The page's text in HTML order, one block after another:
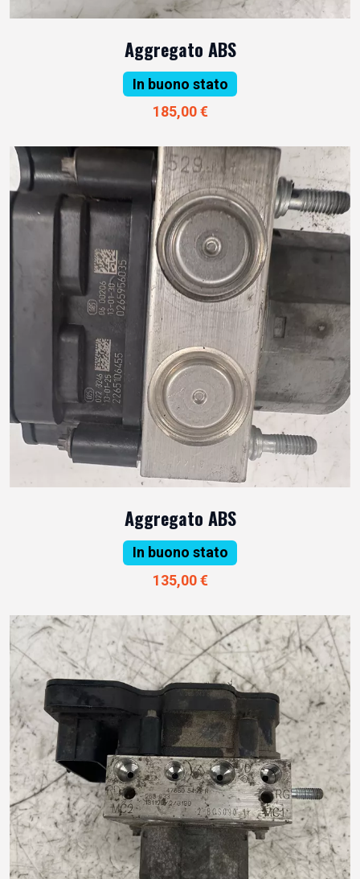
Aggregato ABS
In buono stato
185,00 €
Aggregato ABS
In buono stato
135,00 €